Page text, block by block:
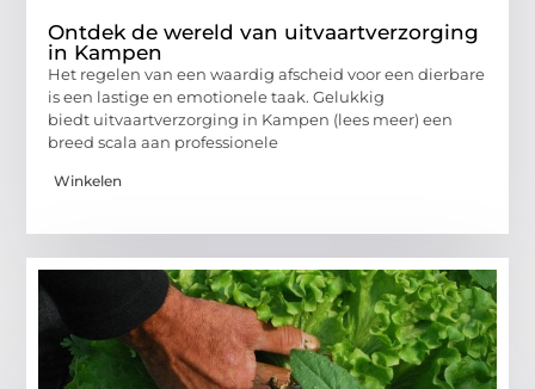
Ontdek de wereld van uitvaartverzorging
in Kampen
Het regelen van een waardig afscheid voor een dierbare
is een lastige en emotionele taak. Gelukkig
biedt uitvaartverzorging in Kampen (lees meer) een
breed scala aan professionele
Winkelen